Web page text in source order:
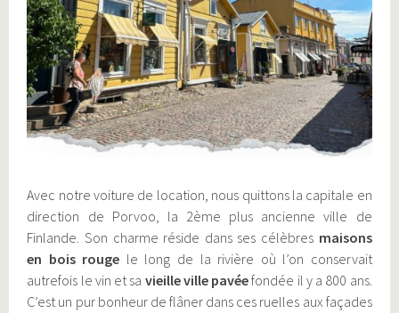
Avec notre voiture de location, nous quittons la capitale en
direction de Porvoo, la 2ème plus ancienne ville de
Finlande. Son charme réside dans ses célèbres maisons
en bois rouge le long de la rivière où l’on conservait
autrefois le vin et sa vieille ville pavéefondée il y a 800 ans.
C’est un pur bonheur de flâner dans ces ruelles aux façades